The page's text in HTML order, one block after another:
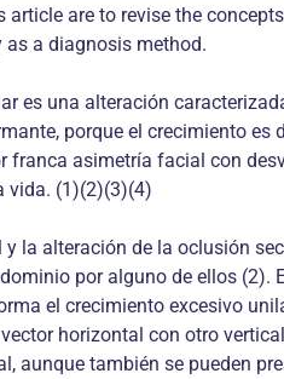
article are to revise the
a diagnosis method.
es una alteración
porque el crecimiento es
franca asimetría facial con
vida. (1)(2)(3)(4)
la alteración de la oclusión
por alguno de ellos
el crecimiento excesivo
horizontal con otro
aunque también se pueden